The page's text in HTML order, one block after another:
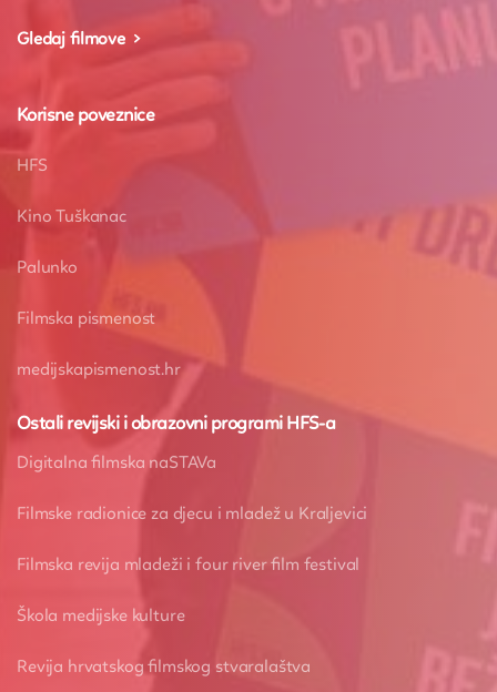
Gledaj filmove
Korisne poveznice
HFS
Kino Tuškanac
Palunko
Filmska pismenost
medijskapismenost.hr
Ostali revijski i obrazovni programi HFS-a
Digitalna filmska naSTAVa
Filmske radionice za djecu i mladež u Kraljevici
Filmska revija mladeži i four river film festival
Škola medijske kulture
Revija hrvatskog filmskog stvaralaštva